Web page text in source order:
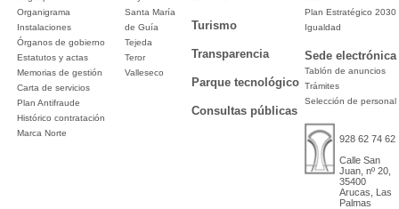
Organigrama
Instalaciones
Órganos de gobierno
Estatutos y actas
Memorias de gestión
Carta de servicios
Plan Antifraude
Histórico contratación
Marca Norte
Santa María
de Guía
Tejeda
Teror
Valleseco
Turismo
Transparencia
Parque tecnológico
Consultas públicas
Plan Estratégico 2030
Igualdad
Sede electrónica
Tablón de anuncios
Trámites
Selección de personal
928 62 74 62
Calle San
Juan, nº 20,
35400
Arucas, Las
Palmas